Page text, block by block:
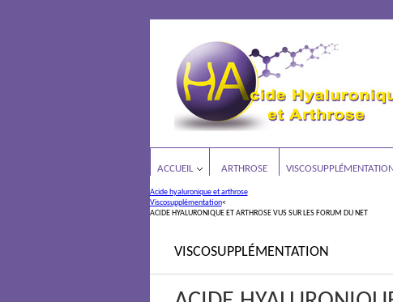
ACCUEIL ARTHROSE
Acide hyaluronique et arthrose
Viscosupplémentation<
ACIDE HYALURONIQUE ET ARTHROSE VUS SUR LES FORUM DU NET
VISCOSUPPLÉMENTATION